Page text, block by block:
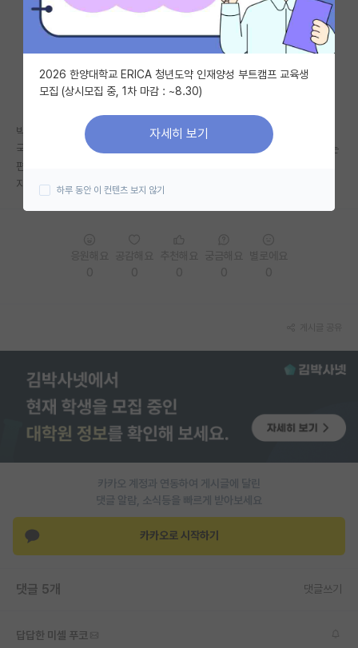
IF 명예의전당
자유 게시판(아무개랩)
미국 유학 게시판
미국 대학원 합격 후기 게시판
대학원생 모집 게시판
연구실(PI) 홍보 게시판
임용 후기 게시판
PI 전용 게시판
인문사회 계열 게시판
특수/전문대학원 게시판
반도체/AI 게시판
장학금/장학생 게시판
홍보 게시판
커리어
박사 유학을 생각하고 있습니다.
국내에서 석사 후 박사 유학 가는 루트에서 보통 석사는 자대로 많이 가시는
편인가요? 인서울 중~하위 대학이라 석사를 타대로 가서 높여두는게 나을
지, 자대에서 그나마 여러 지원 받는게 나을지 고민입니다.
카카오 계정과 연동하여 게시글에 달린
댓글 알람, 소식등을 빠르게 받아보세요
카카오로 시작하기
댓글 5개 댓글쓰기
답답한 미셸 푸코
2026 한양대학교 ERICA 청년도약 인재양성 부트캠프 교육생
모집 (상시모집 중, 1차 마감 : ~8.30)
자세히 보기
하루 동안 이 컨텐츠 보지 않기